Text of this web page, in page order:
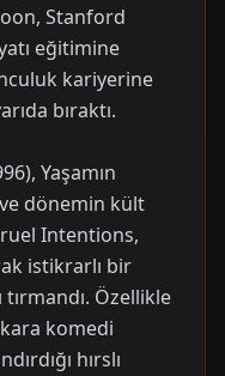
Stanford
eğitimine
kariyerine
bıraktı.
Yaşamın
dönemin kült
Intentions,
istikrarlı bir
Özellikle
komedi
hırslı